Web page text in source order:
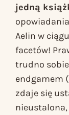
jedną
Aelin w
facetów!
trudno sobie
endgamem
zdaje się